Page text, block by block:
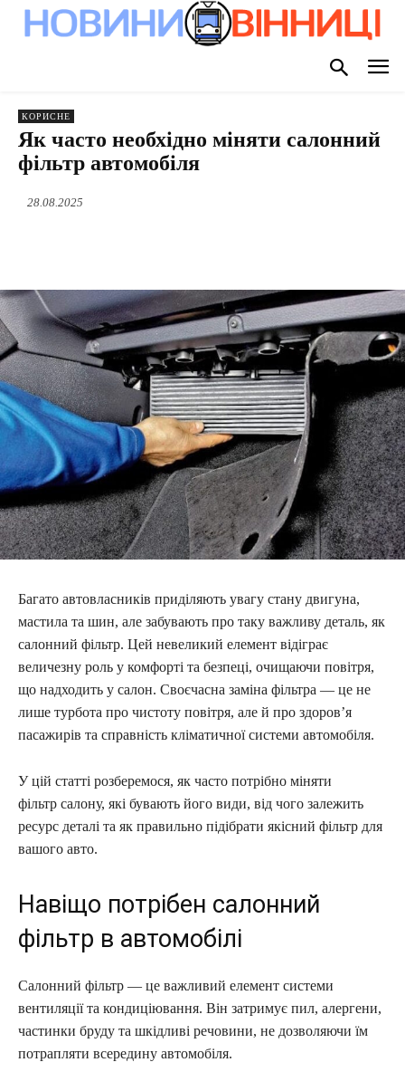
КОРИСНЕ
Як часто необхідно міняти салонний
фільтр автомобіля
28.08.2025
Багато автовласників приділяють увагу стану двигуна,
мастила та шин, але забувають про таку важливу деталь, як
салонний фільтр. Цей невеликий елемент відіграє
величезну роль у комфорті та безпеці, очищаючи повітря,
що надходить у салон. Своєчасна заміна фільтра — це не
лише турбота про чистоту повітря, але й про здоров’я
пасажирів та справність кліматичної системи автомобіля.
У цій статті розберемося, як часто потрібно міняти
фільтр салону, які бувають його види, від чого залежить
ресурс деталі та як правильно підібрати якісний фільтр для
вашого авто.
Навіщо потрібен салонний
фільтр в автомобілі
Салонний фільтр — це важливий елемент системи
вентиляції та кондиціювання. Він затримує пил, алергени,
частинки бруду та шкідливі речовини, не дозволяючи їм
потрапляти всередину автомобіля.